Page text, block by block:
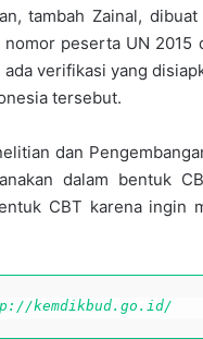
tambah Zainal,
peserta UN
ada verifikasi yang
tersebut.
dan
dalam bentuk
CBT karena ingin
kemdikbud.go.id/